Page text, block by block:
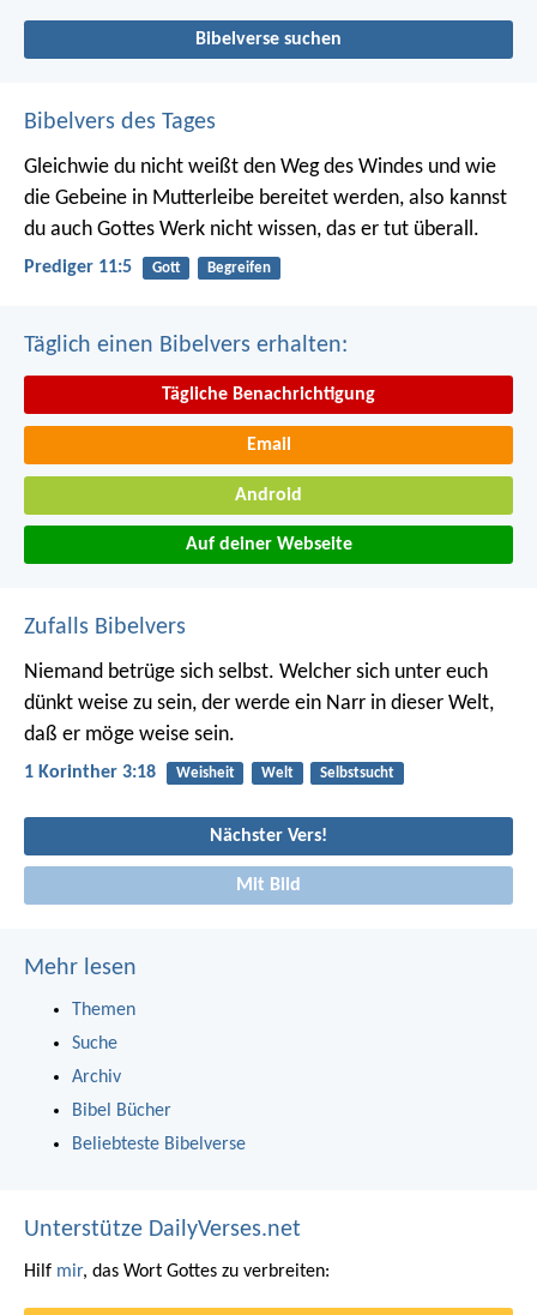
Bibelverse suchen
Bibelvers des Tages
Gleichwie du nicht weißt den Weg des Windes und wie
die Gebeine in Mutterleibe bereitet werden, also kannst
du auch Gottes Werk nicht wissen, das er tut überall.
Prediger 11:5 Gott Begreifen
Täglich einen Bibelvers erhalten:
Tägliche Benachrichtigung
Email
Android
Auf deiner Webseite
Zufalls Bibelvers
Niemand betrüge sich selbst. Welcher sich unter euch
dünkt weise zu sein, der werde ein Narr in dieser Welt,
daß er möge weise sein.
1 Korinther 3:18 Weisheit Welt Selbstsucht
Nächster Vers!
Mit Bild
Mehr lesen
Themen
Suche
Archiv
Bibel Bücher
Beliebteste Bibelverse
Unterstütze DailyVerses.net
Hilf mir, das Wort Gottes zu verbreiten: